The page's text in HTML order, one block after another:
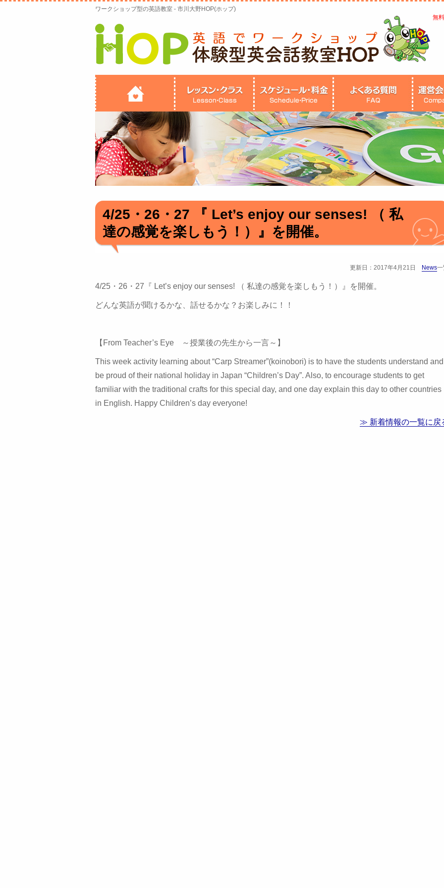
ワークショップ型の英語教室 - 市川大野HOP(ホップ)
無
4/25・26・27 『 Let’s enjoy our senses! （ 私
達の感覚を楽しもう！）』を開催。
更新日：2017年4月21日 News
4/25・26・27『 Let’s enjoy our senses! （ 私達の感覚を楽しもう！）』を開催。
どんな英語が聞けるかな、話せるかな？お楽しみに！！
【From Teacher’s Eye ～授業後の先生から一言～】
This week activity learning about “Carp Streamer”(koinobori) is to have the students understand and
be proud of their national holiday in Japan “Children’s Day”. Also, to encourage students to get
familiar with the traditional crafts for this special day, and one day explain this day to other countries
in English. Happy Children’s day everyone!
≫ 新着情報の一覧に戻